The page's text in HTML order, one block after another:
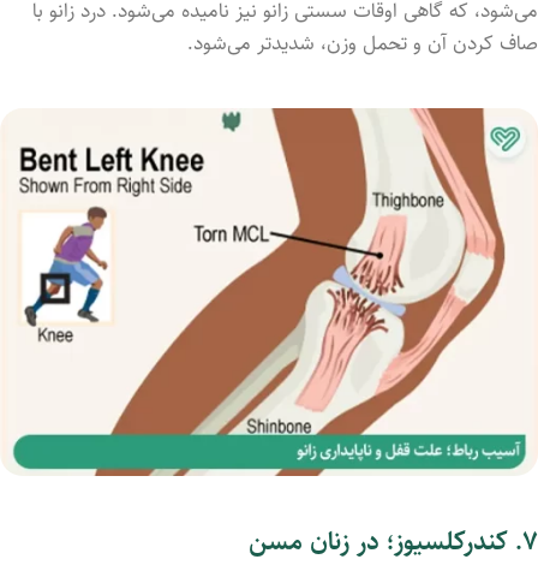
می‌شود، که گاهی اوقات سستی زانو نیز نامید‌ه می‌شود. درد زانو با
صاف کرد‌ن آن و تحمل وزن، شدیدتر می‌شود.
۷. کندرکلسیوز؛ در زنان مسن